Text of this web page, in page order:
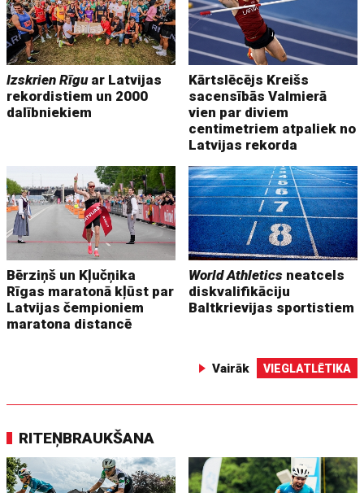
Izskrien Rīguar Latvijas
rekordistiem un 2000
dalībniekiem
Kārtslēcējs Kreišs
sacensībās Valmierā
vien par diviem
centimetriem atpaliek no
Latvijas rekorda
Bērziņš un Kļučņika
Rīgas maratonā kļūst par
Latvijas čempioniem
maratona distancē
World Athletics neatcels
diskvalifikāciju
Baltkrievijas sportistiem
Vairāk VIEGLATLĒTIKA
RITEŅBRAUKŠANA